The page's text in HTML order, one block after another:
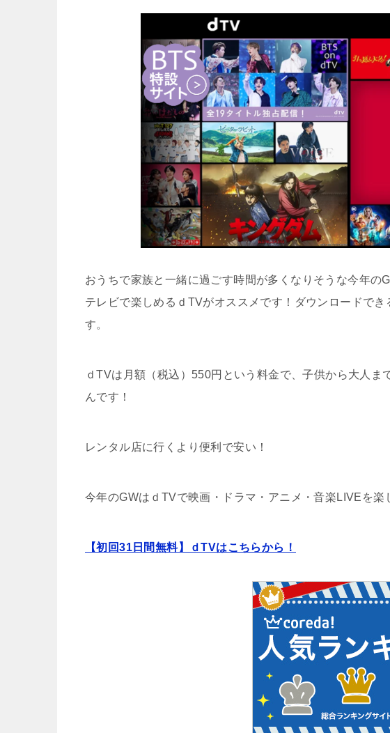
おうちで家族と一緒に過ごす時間が多くなりそうな今年の
テレビで楽しめるｄTVがオススメです！ダウンロードで
す。
ｄTVは月額（税込）550円という料金で、子供から大人ま
んです！
レンタル店に行くより便利で安い！
今年のGWはｄTVで映画・ドラマ・アニメ・音楽LIVE を楽
【初回31日間無料】ｄTVはこちらから！